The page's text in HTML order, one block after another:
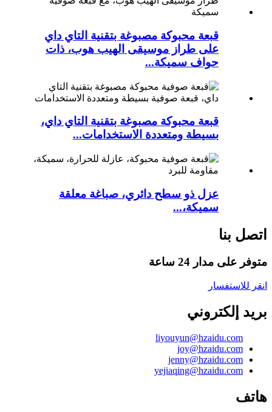
قبعة محبوكة مصبوغة بتقنية التاي داي
على طراز موسيقى الهيب هوب، ذات
حواف سميكة...
قبعة محبوكة مصبوغة بتقنية التاي داي،
بسيطة ومتعددة الاستخدامات...
عزل ذو سطح دائري، صباغة معلقة
سميكة،...
اتصل بنا
متوفر على مدار 24 ساعة
انقر للاستفسار
بريد إلكتروني
liyouyun@hzaidu.com
joy@hzaidu.com
jenny@hzaidu.com
yejiaqing@hzaidu.com
هاتف